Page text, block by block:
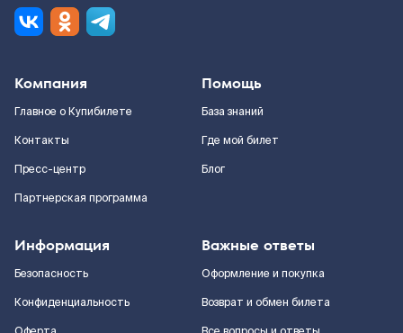
Компания
Главное о Купибилете
Контакты
Пресс-центр
Партнерская программа
Помощь
База знаний
Где мой билет
Блог
Информация
Безопасность
Конфиденциальность
Важные ответы
Оформление и покупка
Возврат и обмен билета